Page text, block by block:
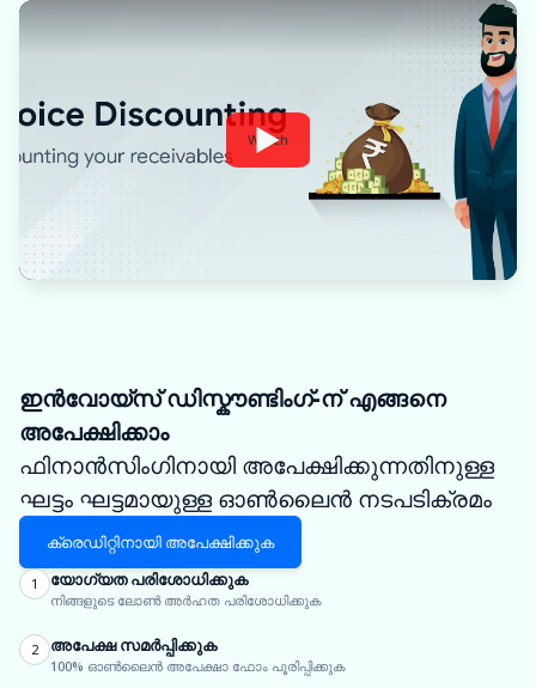
Watch
ഇൻവോയ്‌സ് ഡിസ്കൗണ്ടിംഗ്-ന് എങ്ങനെ
അപേക്ഷിക്കാം
ഫിനാൻസിംഗിനായി അപേക്ഷിക്കുന്നതിനുള്ള
ഘട്ടം ഘട്ടമായുള്ള ഓൺലൈൻ നടപടിക്രമം
ക്രെഡിറ്റിനായി അപേക്ഷിക്കുക
1 യോഗ്യത പരിശോധിക്കുക
നിങ്ങളുടെ ലോൺ അർഹത പരിശോധിക്കുക
2 അപേക്ഷ സമർപ്പിക്കുക
100% ഓൺലൈൻ അപേക്ഷാ ഫോം പൂരിപ്പിക്കുക